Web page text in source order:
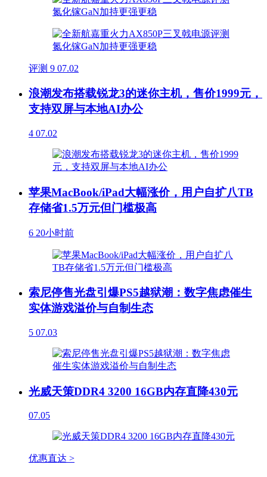
评测 9 07.02
浪潮发布搭载锐龙3的迷你主机，售价1999元，
支持双屏与本地AI办公
4 07.02
苹果MacBook/iPad大幅涨价，用户自扩八TB
存储省1.5万元但门槛极高
6 20小时前
索尼停售光盘引爆PS5越狱潮：数字焦虑催生
实体游戏溢价与自制生态
5 07.03
光威天策DDR4 3200 16GB内存直降430元
07.05
优惠直达 >